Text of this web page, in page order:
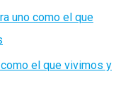
uno como el que
el que vivimos y